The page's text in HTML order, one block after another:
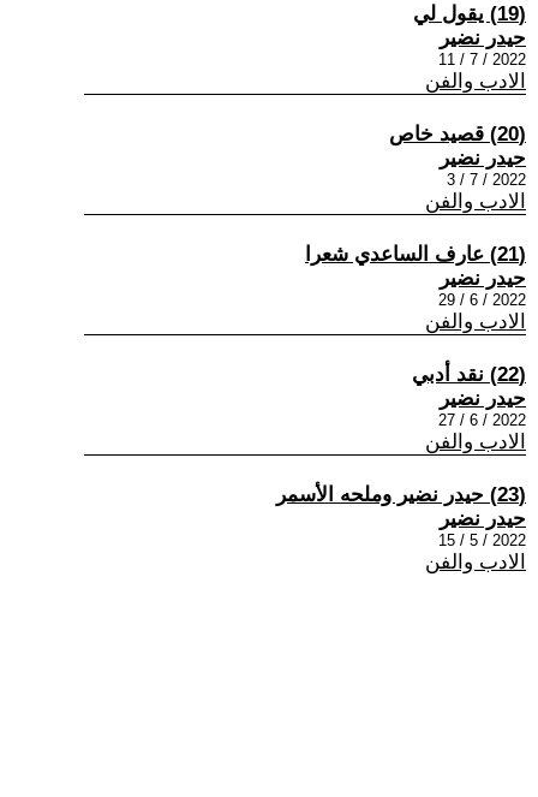
(19) يقول لي
حيدر نضير
2022 / 7 / 11
الادب والفن
(20) قصيد خاص
حيدر نضير
2022 / 7 / 3
الادب والفن
(21) عارف الساعدي شعرا
حيدر نضير
2022 / 6 / 29
الادب والفن
(22) نقد أدبي
حيدر نضير
2022 / 6 / 27
الادب والفن
(23) حيدر نضير وملحه الأسمر
حيدر نضير
2022 / 5 / 15
الادب والفن